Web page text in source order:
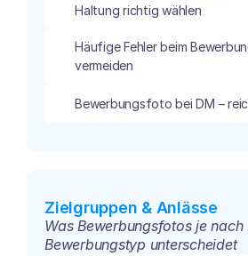
Haltung richtig wählen
Häufige Fehler beim
vermeiden
Bewerbungsfoto bei DM –
Zielgruppen & Anlässe
Was Bewerbungsfotos je nach
Bewerbungstyp unterscheidet